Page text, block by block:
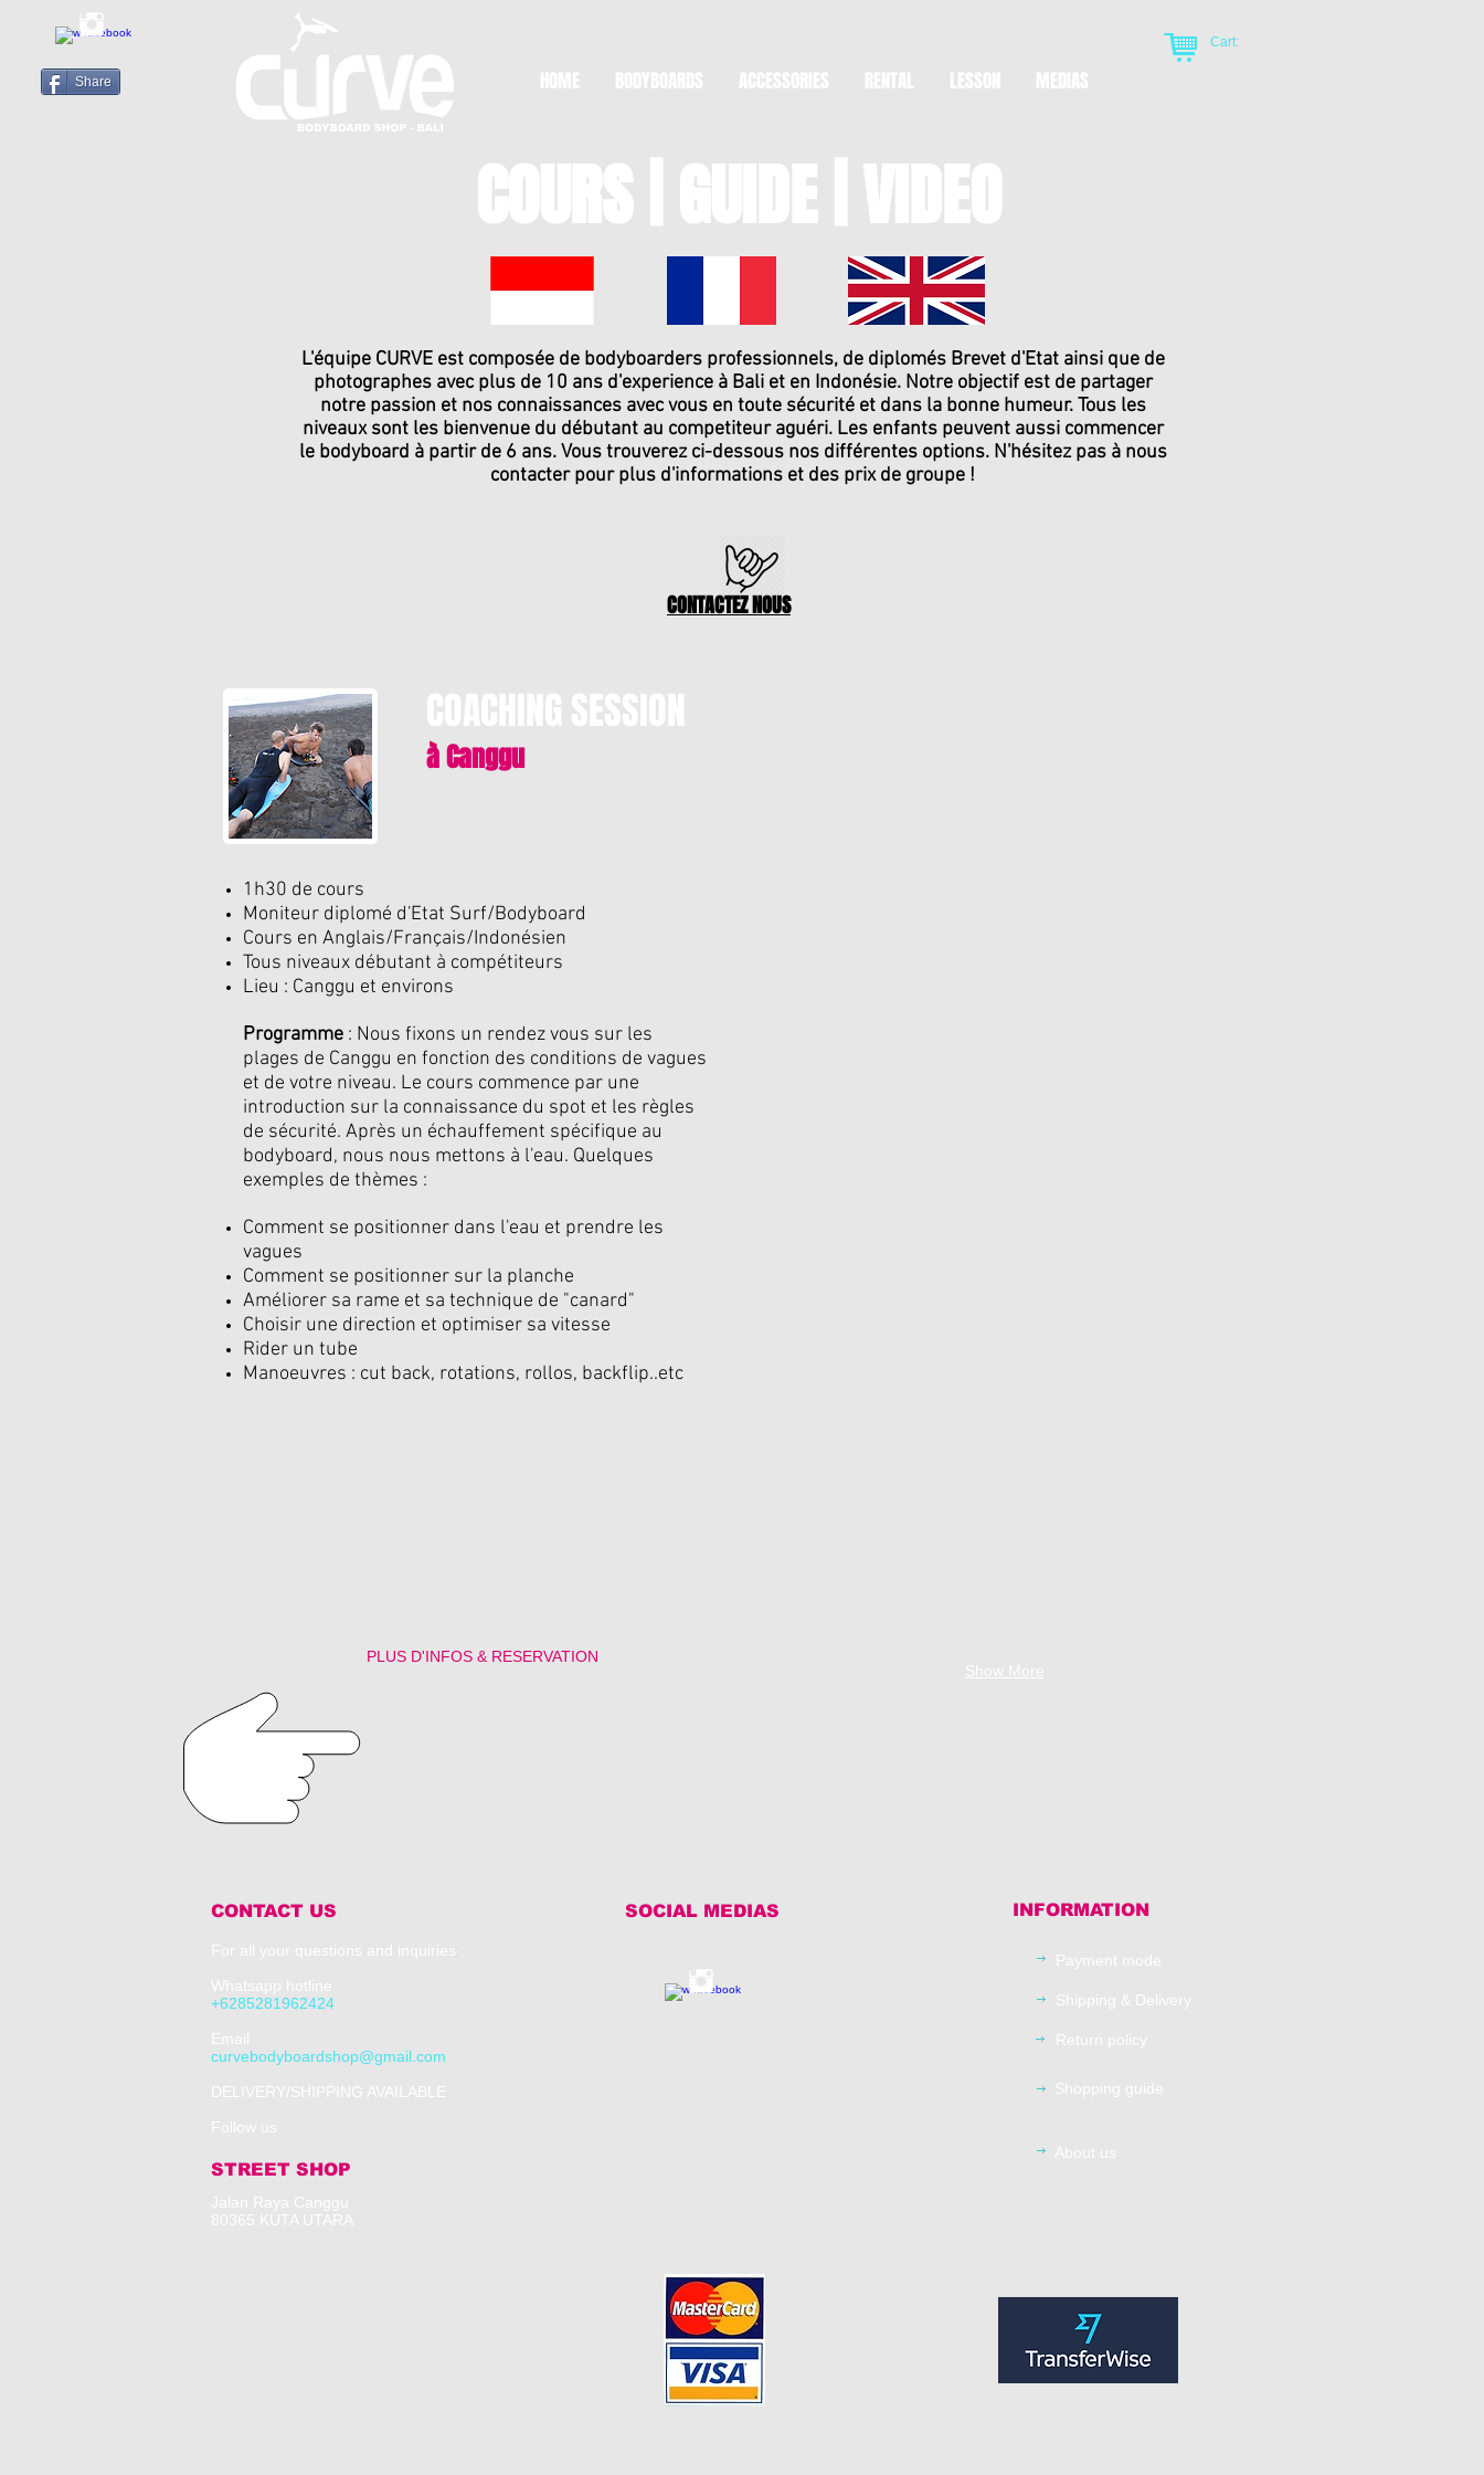
Share HOME BODYBOARDS ACCESSORIES RENTAL LESSON MEDIAS
Cart:
COURS | GUIDE | VIDEO
L'équipe CURVE est composée de bodyboarders professionnels, de diplomés Brevet d'Etat ainsi que de
photographes avec plus de 10 ans d'experience à Bali et en Indonésie. Notre objectif est de partager
notre passion et nos connaissances avec vous en toute sécurité et dans la bonne humeur. Tous les
niveaux sont les bienvenue du débutant au competiteur aguéri. Les enfants peuvent aussi commencer
le bodyboard à partir de 6 ans. Vous trouverez ci-dessous nos différentes options. N'hésitez pas à nous
contacter pour plus d'informations et des prix de groupe !
CONTACTEZ NOUS
COACHING SESSION
à Canggu
1h30 de cours
Moniteur diplomé d'Etat Surf/Bodyboard
Cours en Anglais/Français/Indonésien
Tous niveaux débutant à compétiteurs
Lieu : Canggu et environs
Programme : Nous fixons un rendez vous sur les
plages de Canggu en fonction des conditions de vagues
et de votre niveau. Le cours commence par une
introduction sur la connaissance du spot et les règles
de sécurité. Après un échauffement spécifique au
bodyboard, nous nous mettons à l'eau. Quelques
exemples de thèmes :
Comment se positionner dans l'eau et prendre les
vagues
Comment se positionner sur la planche
Améliorer sa rame et sa technique de "canard"
Choisir une direction et optimiser sa vitesse
Rider un tube
Manoeuvres : cut back, rotations, rollos, backflip..etc
PLUS D'INFOS & RESERVATION
Show More
CONTACT US
For all your questions and inquiries :​
Whatsapp hotline
+6285281962424
​Email
curvebodyboardshop@gmail.com
DELIVERY/SHIPPING AVAILABLE
Follow us
SOCIAL MEDIAS
STREET SHOP
​Jalan Raya Canggu
80365 KUTA UTARA
INFORMATION
Payment mode
Shipping & Delivery
Return policy
Shopping guide
About us